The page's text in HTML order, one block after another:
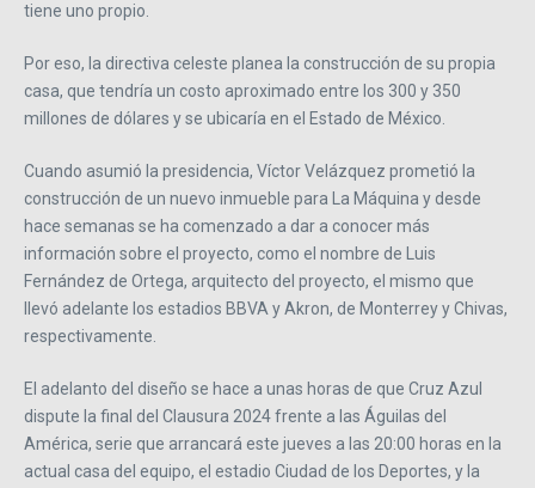
tiene uno propio.
Por eso, la directiva celeste planea la construcción de su propia
casa, que tendría un costo aproximado entre los 300 y 350
millones de dólares y se ubicaría en el Estado de México.
Cuando asumió la presidencia, Víctor Velázquez prometió la
construcción de un nuevo inmueble para La Máquina y desde
hace semanas se ha comenzado a dar a conocer más
información sobre el proyecto, como el nombre de Luis
Fernández de Ortega, arquitecto del proyecto, el mismo que
llevó adelante los estadios BBVA y Akron, de Monterrey y Chivas,
respectivamente.
El adelanto del diseño se hace a unas horas de que Cruz Azul
dispute la final del Clausura 2024 frente a las Águilas del
América, serie que arrancará este jueves a las 20:00 horas en la
actual casa del equipo, el estadio Ciudad de los Deportes, y la